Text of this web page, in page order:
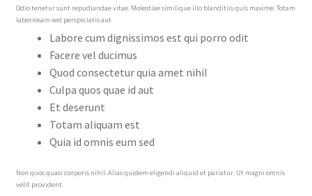
Odio tenetur sunt repudiandae vitae. Molestiae similique illo blanditiis quis maxime. Totam
laboriosam sed perspiciatis aut
Labore cum dignissimos est qui porro odit
Facere vel ducimus
Quod consectetur quia amet nihil
Culpa quos quae id aut
Et deserunt
Totam aliquam est
Quia id omnis eum sed
Non quos quasi corporis nihil. Alias quidem eligendi aliquid et pariatur. Ut magni omnis
velit provident